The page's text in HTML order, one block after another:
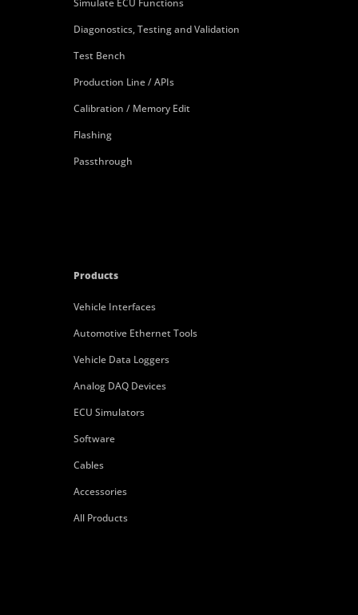
Simulate ECU Functions
Diagonostics, Testing and Validation
Test Bench
Production Line / APIs
Calibration / Memory Edit
Flashing
Passthrough
Products
Vehicle Interfaces
Automotive Ethernet Tools
Vehicle Data Loggers
Analog DAQ Devices
ECU Simulators
Software
Cables
Accessories
All Products